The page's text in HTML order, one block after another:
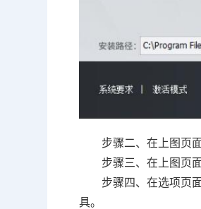
步骤二、在上图页
步骤三、在上图页
步骤四、在选项页
具。